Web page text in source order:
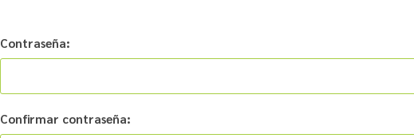
Contraseña:
Confirmar contraseña: